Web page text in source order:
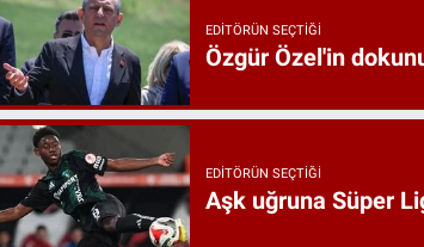
EDITÖRÜN SEÇTIĞI
Özgür Özel'in
EDITÖRÜN SEÇTIĞI
Aşk uğruna Süper